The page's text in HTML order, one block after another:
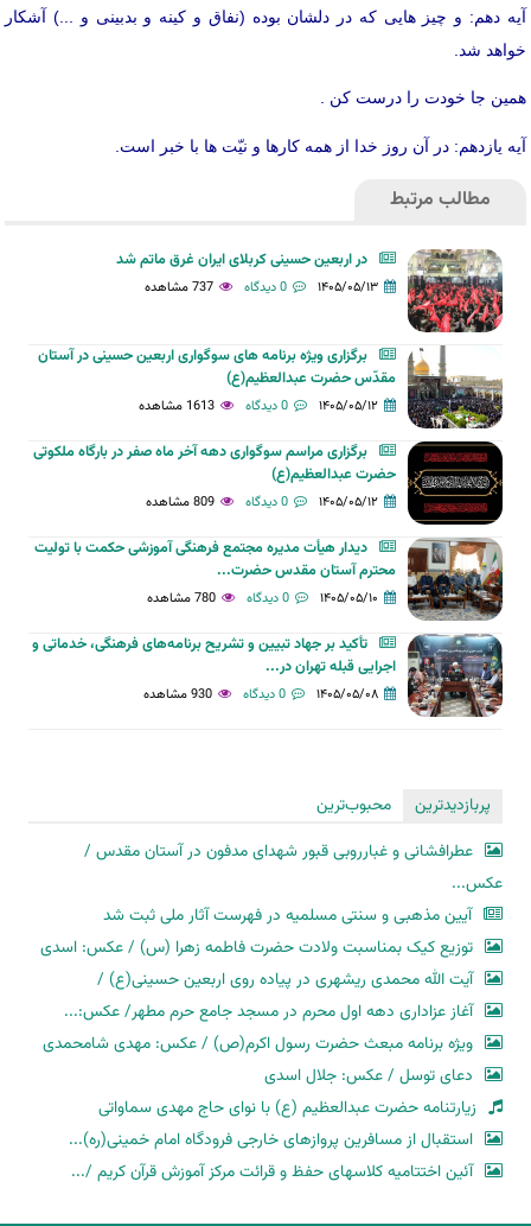
آیه دهم: و چیز هایی که در دلشان بوده (نفاق و کینه و بدبینی و ...) آشکار
خواهد شد.
همین جا خودت را درست کن .
آیه یازدهم: در آن روز خدا از همه کارها و نیّت ها با خبر است.
مطالب مرتبط
در اربعین حسینی کربلای ایران غرق ماتم شد
۱۴۰۵/۰۵/۱۳ 0 دیدگاه 737 مشاهده
برگزاری ویژه برنامه های سوگواری اربعین حسینی در آستان
مقدّس حضرت عبدالعظیم(ع)
۱۴۰۵/۰۵/۱۲ 0 دیدگاه 1613 مشاهده
برگزاری مراسم سوگواری دهه آخر ماه صفر در بارگاه ملکوتی
حضرت عبدالعظیم(ع)
۱۴۰۵/۰۵/۱۲ 0 دیدگاه 809 مشاهده
دیدار هیأت مدیره مجتمع فرهنگی آموزشی حکمت با تولیت
محترم آستان مقدس حضرت...
۱۴۰۵/۰۵/۱۰ 0 دیدگاه 780 مشاهده
تأکید بر جهاد تبیین و تشریح برنامه‌های فرهنگی، خدماتی و
اجرایی قبله تهران در...
۱۴۰۵/۰۵/۰۸ 0 دیدگاه 930 مشاهده
پربازدیدترین
محبوب‌ترین
عطرافشانی و غبارروبی قبور شهدای مدفون در آستان مقدس /
عکس...
آیین مذهبی و سنتی مسلمیه در فهرست آثار ملی ثبت شد
توزیع کیک بمناسبت ولادت حضرت فاطمه زهرا (س) / عکس: اسدی
آیت الله محمدی ریشهری در پیاده روی اربعین حسینی(ع) /
آغاز عزاداری دهه اول محرم در مسجد جامع حرم مطهر/ عکس:...
ویژه برنامه مبعث حضرت رسول اکرم(ص) / عکس: مهدی شامحمدی
دعای توسل / عکس: جلال اسدی
زیارتنامه حضرت عبدالعظیم (ع) با نوای حاج مهدی سماواتی
استقبال از مسافرین پروازهای خارجی فرودگاه امام خمینی(ره)...
آئین اختتامیه کلاسهای حفظ و قرائت مرکز آموزش قرآن کریم /...